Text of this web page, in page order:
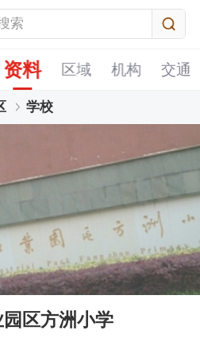
资料 区域 机构 交通
学校
区方洲小学